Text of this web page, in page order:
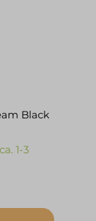
Black
1-3